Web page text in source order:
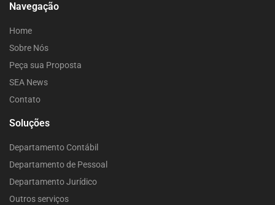
Navegação
Home
Sobre Nós
Peça sua Proposta
SEA News
Contato
Soluções
Departamento Contábil
Departamento de Pessoal
Departamento Jurídico
Outros serviços